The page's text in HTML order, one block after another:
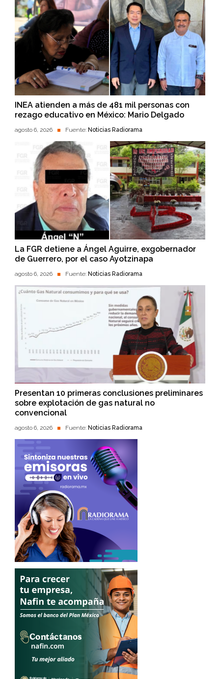
INEA atienden a más de 481 mil personas con
rezago educativo en México: Mario Delgado
agosto 6, 2026 Fuente: Noticias Radiorama
La FGR detiene a Ángel Aguirre, exgobernador
de Guerrero, por el caso Ayotzinapa
agosto 6, 2026 Fuente: Noticias Radiorama
Presentan 10 primeras conclusiones preliminares
sobre explotación de gas natural no
convencional
agosto 6, 2026 Fuente: Noticias Radiorama